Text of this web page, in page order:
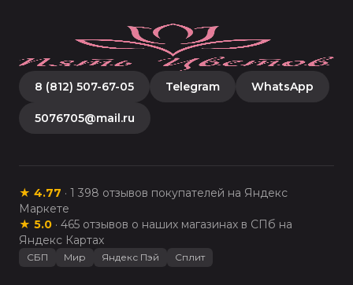
8 (812) 507-67-05 Telegram WhatsApp
5076705@mail.ru
★ 4.77 · 1 398 отзывов покупателей на Яндекс
Маркете
★ 5.0 · 465 отзывов о наших магазинах в СПб на
Яндекс Картах
СБП Мир Яндекс Пэй Сплит